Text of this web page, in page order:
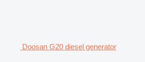
Doosan G20 diesel generator